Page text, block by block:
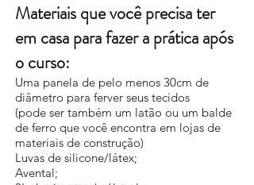
Materiais que você precisa ter
em casa para fazer a prática após
o curso:
Uma panela de pelo menos 30cm de
diâmetro para ferver seus tecidos
(pode ser também um latão ou um balde
de ferro que você encontra em lojas de
materiais de construção)
Luvas de silicone/látex;
Avental;